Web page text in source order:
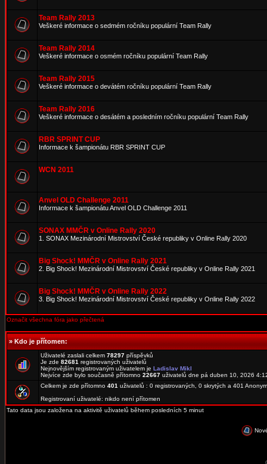
Team Rally 2013
Veškeré informace o sedmém ročníku populární Team Rally
Team Rally 2014
Veškeré informace o osmém ročníku populární Team Rally
Team Rally 2015
Veškeré informace o devátém ročníku populární Team Rally
Team Rally 2016
Veškeré informace o desátém a posledním ročníku populární Team Rally
RBR SPRINT CUP
Informace k šampionátu RBR SPRINT CUP
WCN 2011
Anvel OLD Challenge 2011
Informace k šampionátu Anvel OLD Challenge 2011
SONAX MMČR v Online Rally 2020
1. SONAX Mezinárodní Mistrovství České republiky v Online Rally 2020
Big Shock! MMČR v Online Rally 2021
2. Big Shock! Mezinárodní Mistrovství České republiky v Online Rally 2021
Big Shock! MMČR v Online Rally 2022
3. Big Shock! Mezinárodní Mistrovství České republiky v Online Rally 2022
Označit všechna fóra jako přečtená
»Kdo je přítomen:
Uživatelé zaslali celkem 78297 příspěvků
Je zde 82681 registrovaných uživatelů
Nejnovějším registrovaným uživatelem je Ladislav Mikl
Nejvíce zde bylo současně přítomno 22667 uživatelů dne pá duben 10, 2026
Celkem je zde přítomno 401 uživatelů : 0 registrovaných, 0 skrytých a 401
Registrovaní uživatelé: nikdo není přítomen
Tato data jsou založena na aktivitě uživatelů během posledních 5 minut